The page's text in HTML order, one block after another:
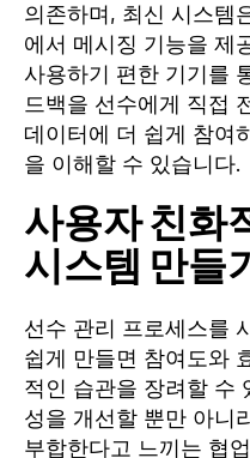
의존하며, 최신 시스템
에서 메시징 기능을 제
사용하기 편한 기기를
드백을 선수에게 직접
데이터에 더 쉽게 참여
을 이해할 수 있습니다.
사용자 친화
시스템 만들기
선수 관리 프로세스를
쉽게 만들면 참여도와
적인 습관을 장려할 수
성을 개선할 뿐만 아니
부합한다고 느끼는 협